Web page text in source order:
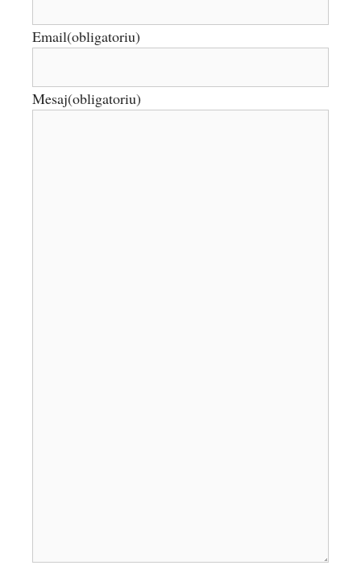
Email(obligatoriu)
Mesaj(obligatoriu)